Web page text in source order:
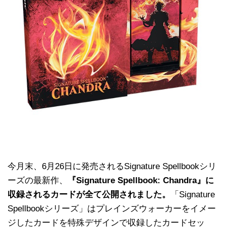
今月末、6月26日に発売されるSignature Spellbookシリ
ーズの最新作、
『Signature Spellbook: Chandra』に
収録されるカードが全て公開されました。
「Signature
Spellbookシリーズ」はプレインズウォーカーをイメー
ジしたカードを特殊デザインで収録したカードセッ